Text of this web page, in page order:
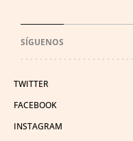
SÍGUENOS
TWITTER
FACEBOOK
INSTAGRAM